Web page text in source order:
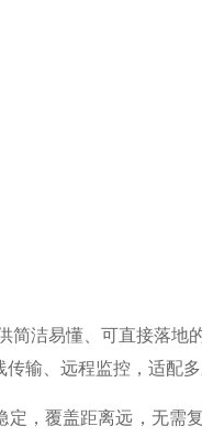
洁易懂、可直接落地
输、远程监控，适配
，覆盖距离远，无需